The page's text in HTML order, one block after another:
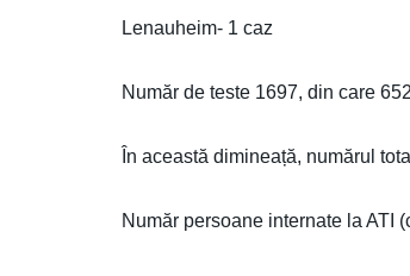
Lenauheim- 1 caz
Număr de teste 1697, din care
În această dimineață, numărul
Număr persoane internate la ATI